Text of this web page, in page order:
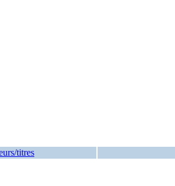
titres